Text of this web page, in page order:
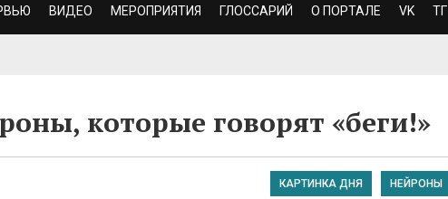
ВИДЕО МЕРОПРИЯТИЯ ГЛОССАРИЙ О ПОРТАЛЕ VK ТГ
которые говорят «беги!»
КАРТИНКА ДНЯ НЕЙРОНЫ